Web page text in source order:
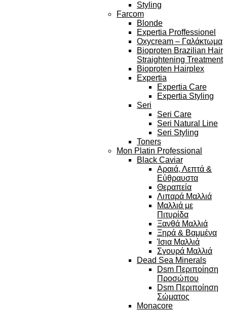
Styling
Farcom
Blonde
Expertia Proffessionel
Oxycream – Γαλάκτωμα
Bioproten Brazilian Hair
Straightening Treatment
Bioproten Hairplex
Expertia
Expertia Care
Expertia Styling
Seri
Seri Care
Seri Natural Line
Seri Styling
Toners
Mon Platin Professional
Black Caviar
Αραιά, Λεπτά &
Εύθραυστα
Θεραπεία
Λιπαρά Μαλλιά
Μαλλιά με
Πιτυρίδα
Ξανθά Μαλλιά
Ξηρά & Βαμμένα
Ίσια Μαλλιά
Σγουρά Μαλλιά
Dead Sea Minerals
Dsm Περιποίηση
Προσώπου
Dsm Περιποίηση
Σώματος
Monacore